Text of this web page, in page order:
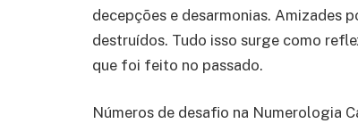
decepções e desarmonias. Amizades
destruídos. Tudo isso surge como
que foi feito no passado.
Números de desafio na Numerologia